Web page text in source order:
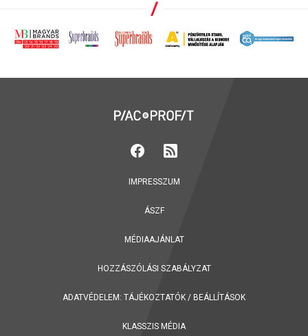
IMPRESSZUM
ÁSZF
MÉDIAAJÁNLAT
HOZZÁSZÓLÁSI SZABÁLYZAT
ADATVÉDELEM: TÁJÉKOZTATÓK / BEÁLLÍTÁSOK
KLASSZIS MÉDIA